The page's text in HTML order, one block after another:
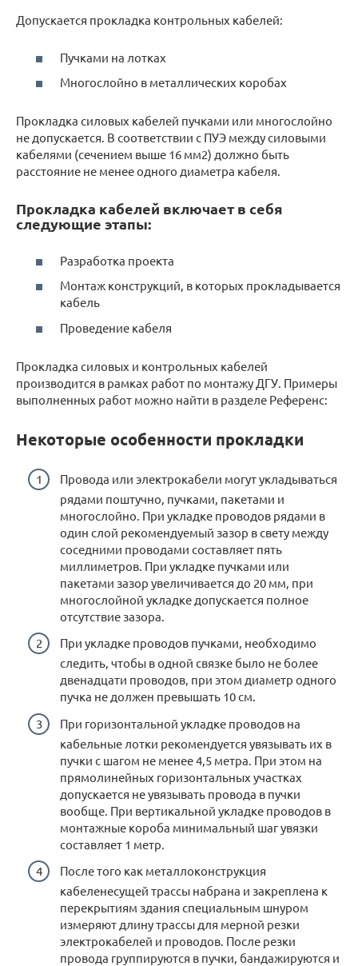
Допускается прокладка контрольных кабелей:
Пучками на лотках
Многослойно в металлических коробах
Прокладка силовых кабелей пучками или многослойно
не допускается. В соответствии с ПУЭ между силовыми
кабелями (сечением выше 16 мм2) должно быть
расстояние не менее одного диаметра кабеля.
Прокладка кабелей включает в себя
следующие этапы:
Разработка проекта
Монтаж конструкций, в которых прокладывается
кабель
Проведение кабеля
Прокладка силовых и контрольных кабелей
производится в рамках работ по монтажу ДГУ. Примеры
выполненных работ можно найти в разделе Референс:
Некоторые особенности прокладки
Провода или электрокабели могут укладываться
рядами поштучно, пучками, пакетами и
многослойно. При укладке проводов рядами в
один слой рекомендуемый зазор в свету между
соседними проводами составляет пять
миллиметров. При укладке пучками или
пакетами зазор увеличивается до 20 мм, при
многослойной укладке допускается полное
отсутствие зазора.
При укладке проводов пучками, необходимо
следить, чтобы в одной связке было не более
двенадцати проводов, при этом диаметр одного
пучка не должен превышать 10 см.
При горизонтальной укладке проводов на
кабельные лотки рекомендуется увязывать их в
пучки с шагом не менее 4,5 метра. При этом на
прямолинейных горизонтальных участках
допускается не увязывать провода в пучки
вообще. При вертикальной укладке проводов в
монтажные короба минимальный шаг увязки
составляет 1 метр.
После того как металлоконструкция
кабеленесущей трассы набрана и закреплена к
перекрытиям здания специальным шнуром
измеряют длину трассы для мерной резки
электрокабелей и проводов. После резки
провода группируются в пучки, бандажируются и